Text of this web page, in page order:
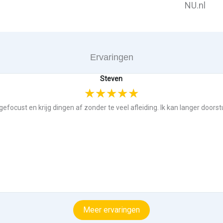
Ervaringen
Steven
★★★★★
en krijg dingen af zonder te veel afleiding. Ik kan langer
Meer ervaringen